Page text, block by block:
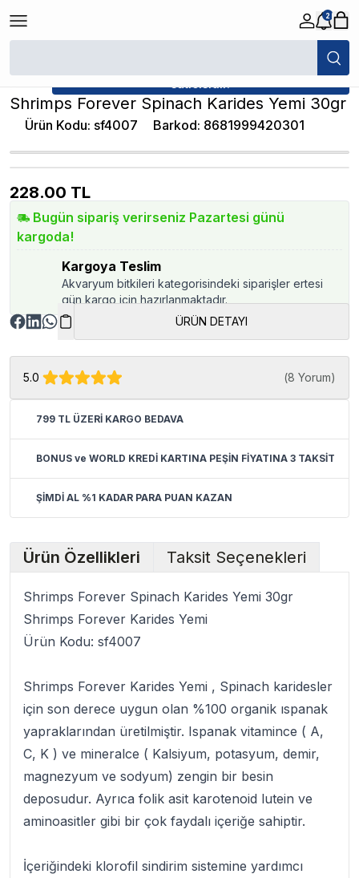
2
/ Shrimps Forever Spinach Karides Yemi 30gr
satıcısıdır.
Shrimps Forever Spinach Karides Yemi 30gr
Ürün Kodu: sf4007 Barkod: 8681999420301
228.00 TL
Bugün sipariş verirseniz Pazartesi günü
kargoda!
Kargoya Teslim
Akvaryum bitkileri kategorisindeki siparişler ertesi
gün kargo için hazırlanmaktadır.
ÜRÜN DETAYI
5.0 (8 Yorum)
799 TL ÜZERİ KARGO BEDAVA
BONUS ve WORLD KREDİ KARTINA PEŞİN FİYATINA 3 TAKSİT
ŞİMDİ AL %1 KADAR PARA PUAN KAZAN
Ürün Özellikleri Taksit Seçenekleri
Shrimps Forever Spinach Karides Yemi 30gr
Shrimps Forever Karides Yemi
Ürün Kodu: sf4007
Shrimps Forever Karides Yemi , Spinach karidesler
için son derece uygun olan %100 organik ıspanak
yapraklarından üretilmiştir. Ispanak vitamince ( A,
C, K ) ve mineralce ( Kalsiyum, potasyum, demir,
magnezyum ve sodyum) zengin bir besin
deposudur. Ayrıca folik asit karotenoid lutein ve
aminoasitler gibi bir çok faydalı içeriğe sahiptir.
İçeriğindeki klorofil sindirim sistemine yardımcı